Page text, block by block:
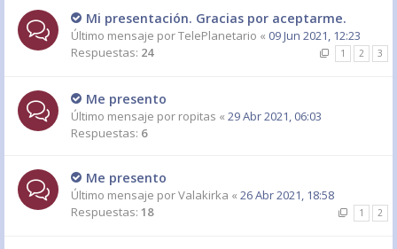
Mi presentación. Gracias por aceptarme.
Último mensaje porTelePlanetario « 09 Jun 2021, 12:23
Respuestas: 24 1 2 3
Me presento
Último mensaje por ropitas « 29 Abr 2021, 06:03
Respuestas: 6
Me presento
Último mensaje porValakirka « 26 Abr 2021, 18:58
Respuestas: 18 1 2